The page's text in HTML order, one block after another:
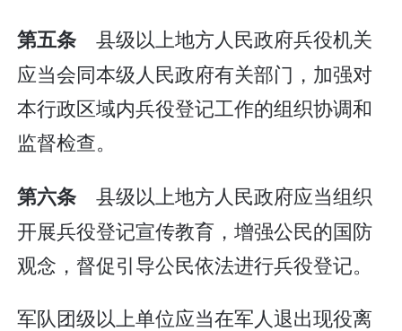
第五条县级以上地方人民政府兵役机关
应当会同本级人民政府有关部门，加强对
本行政区域内兵役登记工作的组织协调和
监督检查。
第六条县级以上地方人民政府应当组织
开展兵役登记宣传教育，增强公民的国防
观念，督促引导公民依法进行兵役登记。
军队团级以上单位应当在军人退出现役离